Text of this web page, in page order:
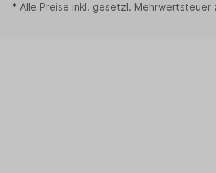
* Alle Preise inkl. gesetzl. Mehrwertsteuer